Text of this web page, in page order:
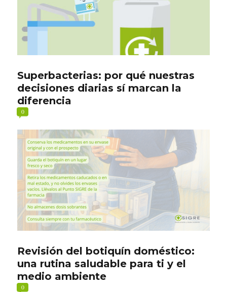
Superbacterias: por qué nuestras
decisiones diarias sí marcan la
diferencia
0
Revisión del botiquín doméstico:
una rutina saludable para ti y el
medio ambiente
0